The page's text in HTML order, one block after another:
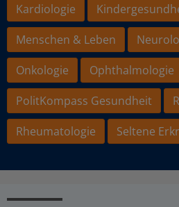
Kardiologie
Menschen & Leben
Onkologie
Ophthalmologie
PolitKompass Gesundheit
Rheumatologie
Seltene